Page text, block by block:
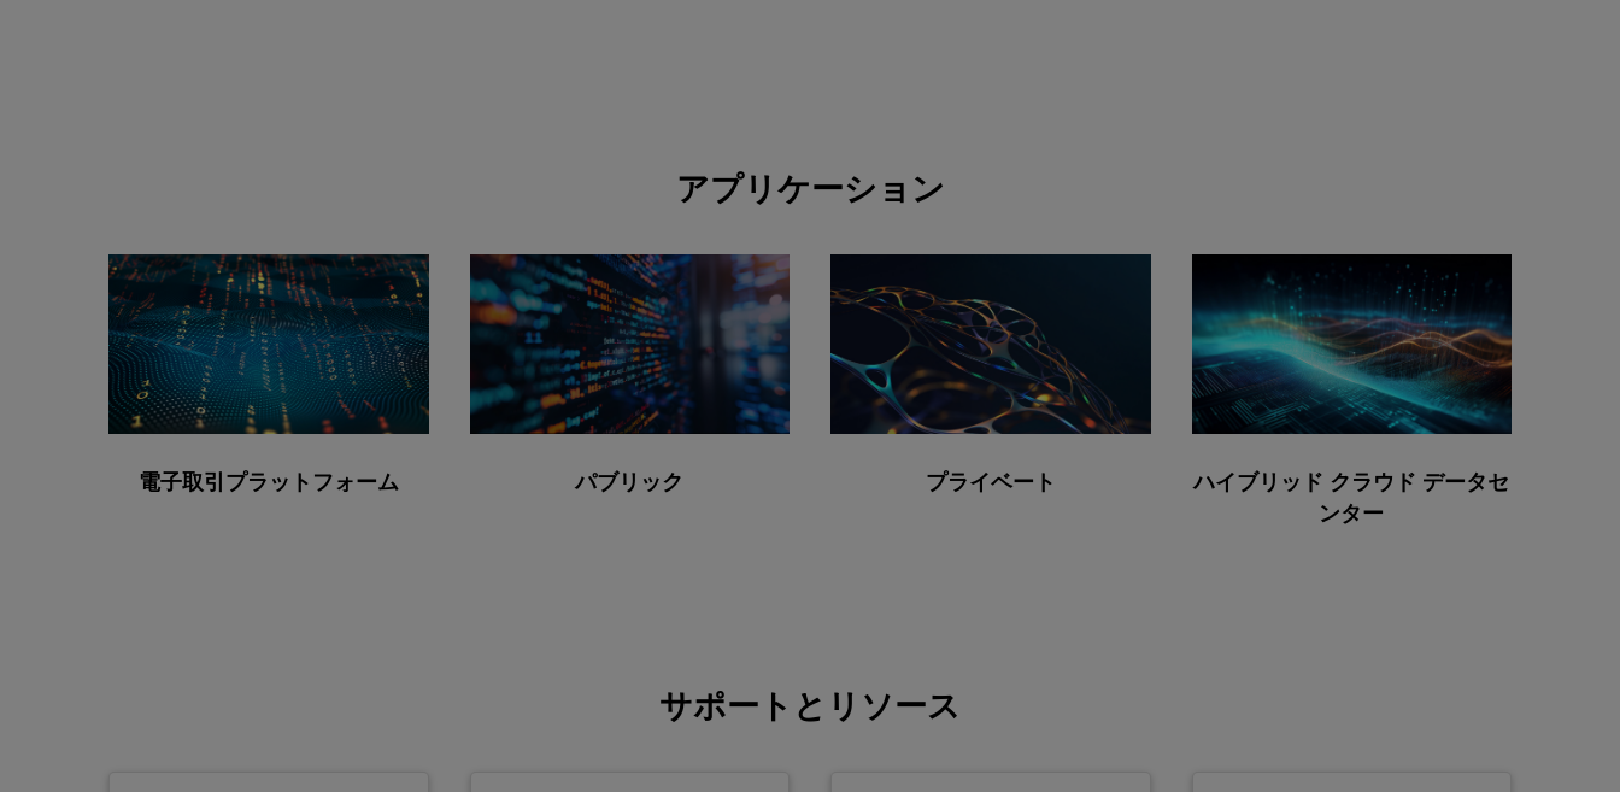
アプリケーション
電子取引プラットフォーム パブリック プライベート
ハイブリッド クラウド データセ
ンター
サポートとリソース